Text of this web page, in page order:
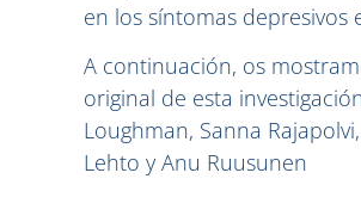
en los síntomas depresivos
A continuación, os
original de esta
Loughman, Sanna
Lehto y Anu Ruusunen